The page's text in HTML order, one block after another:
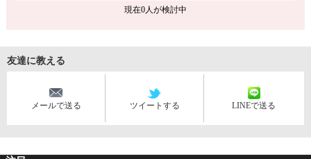
現在0人が検討中
友達に教える
メールで送る ツイートする LINEで送る